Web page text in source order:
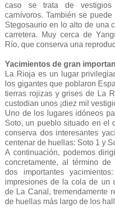
caso se trata de vestigios
carnívoros. También se
Stegosaurio en lo alto de una
carretera. Muy cerca de
Río, que conserva una
Yacimientos de gran
La Rioja es un lugar
los gigantes que poblaron
tierras rojizas y grises de La
custodian unos ¡diez mil
Uno de los lugares idóneos
Soto, un pueblo situado en el
conserva dos interesantes
centenar de huellas: Soto 1 y
A continuación, podemos
concretamente, al término
dos importantes
impresiones de la cola de un
de La Canal, tremendamente
de huellas más largo de los